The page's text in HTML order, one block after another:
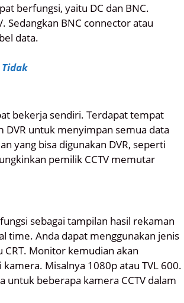
berfungsi, yaitu DC dan BNC.
Sedangkan BNC connector atau
data.
Tidak
bekerja sendiri. Terdapat tempat
DVR untuk menyimpan semua data
yang bisa digunakan DVR, seperti
pemilik CCTV memutar
sebagai tampilan hasil rekaman
time. Anda dapat menggunakan jenis
Monitor kemudian akan
Misalnya 1080p atau TVL 600.
untuk beberapa kamera CCTV dalam